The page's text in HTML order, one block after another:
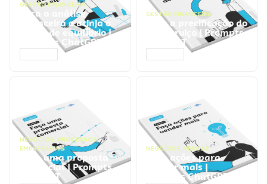
GESTÃO FINANCEIRA
Faça a análise
financeira e atinja o
ponto de equilíbrio |
Prompts ChatGPT
GESTÃO FINANCEIRA
Faça a precificação do
seu serviço | Prompts
ChatGPT
NEGÓCIOS, PROCESSOS
EMPRESARIAIS
Faça uma proposta
comercial | Prompts
ChatGPT
NEGÓCIOS, VENDAS
Faça ações para
vender mais |
Prompts ChatGPT